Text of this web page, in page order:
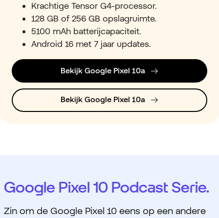
Krachtige Tensor G4-processor.
128 GB of 256 GB opslagruimte.
5100 mAh batterijcapaciteit.
Android 16 met 7 jaar updates.
Bekijk Google Pixel 10a
Bekijk Google Pixel 10a
Google Pixel 10 Podcast Serie.
Zin om de Google Pixel 10 eens op een andere